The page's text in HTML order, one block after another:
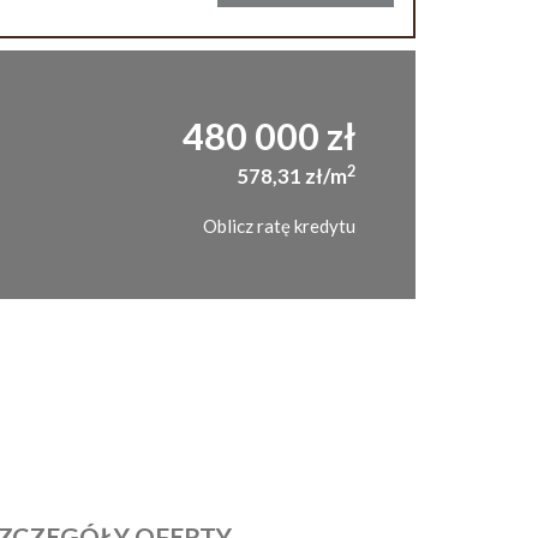
480 000 zł
578,31 zł/m2
Oblicz ratę kredytu